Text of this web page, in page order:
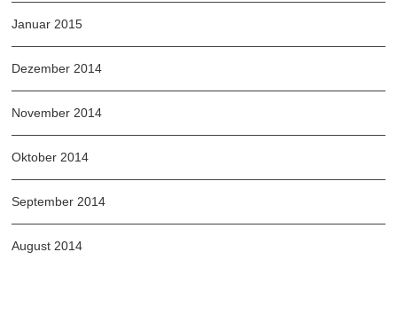
Januar 2015
Dezember 2014
November 2014
Oktober 2014
September 2014
August 2014